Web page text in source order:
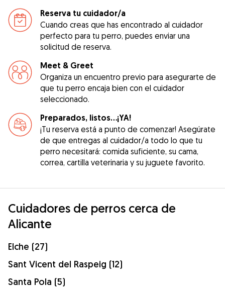
Reserva tu cuidador/a
Cuando creas que has encontrado al cuidador
perfecto para tu perro, puedes enviar una
solicitud de reserva.
Meet & Greet
Organiza un encuentro previo para asegurarte de
que tu perro encaja bien con el cuidador
seleccionado.
Preparados, listos...¡YA!
¡Tu reserva está a punto de comenzar! Asegúrate
de que entregas al cuidador/a todo lo que tu
perro necesitará: comida suficiente, su cama,
correa, cartilla veterinaria y su juguete favorito.
Cuidadores de perros cerca de
Alicante
Elche (27)
Sant Vicent del Raspeig (12)
Santa Pola (5)